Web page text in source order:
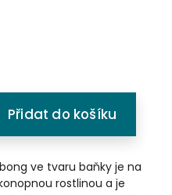
Přidat do košíku
ve tvaru baňky je na
rostlinou a je